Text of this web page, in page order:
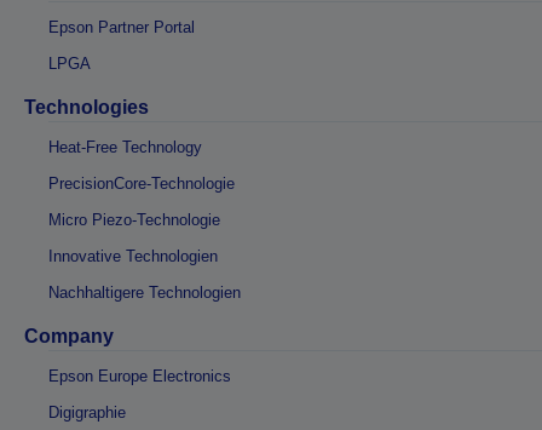
Epson Partner Portal
LPGA
Technologies
Heat-Free Technology
PrecisionCore-Technologie
Micro Piezo-Technologie
Innovative Technologien
Nachhaltigere Technologien
Company
Epson Europe Electronics
Digigraphie